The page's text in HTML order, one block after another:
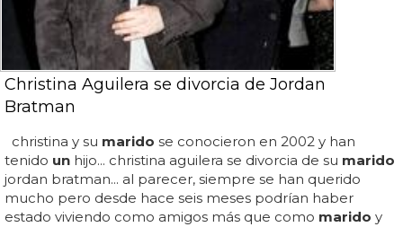
Christina Aguilera se divorcia de Jordan
Bratman
christina y su marido se conocieron en 2002 y han
tenido un hijo... christina aguilera se divorcia de su marido
jordan bratman... al parecer, siempre se han querido
mucho pero desde hace seis meses podrían haber
estado viviendo como amigos más que como marido y